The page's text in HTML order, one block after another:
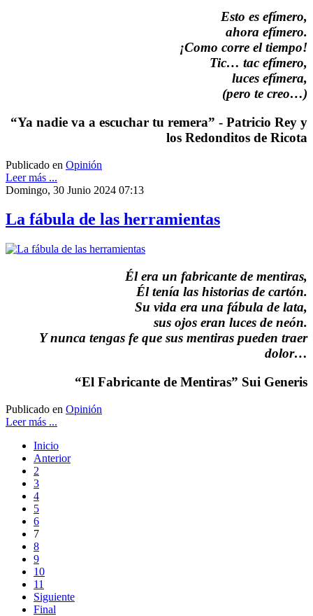
Esto es efímero,
ahora efímero.
¡Como corre el tiempo!
Tic… tac efímero,
luces efímera,
(pero te creo…)
“Ya nadie va a escuchar tu remera” - Patricio Rey y
los Redonditos de Ricota
Publicado en Opinión
Leer más ...
Domingo, 30 Junio 2024 07:13
La fábula de las herramientas
Él era un fabricante de mentiras,
Él tenía las historias de cartón.
Su vida era una fábula de lata,
sus ojos eran luces de neón.
Y nunca tengas fe que sus mentiras pueden traer
dolor…
“El Fabricante de Mentiras” Sui Generis
Publicado en Opinión
Leer más ...
Inicio
Anterior
2
3
4
5
6
7
8
9
10
11
Siguiente
Final